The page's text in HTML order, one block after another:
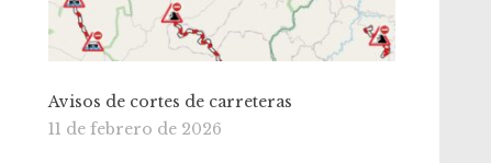
Avisos de cortes de carreteras
11 de febrero de 2026